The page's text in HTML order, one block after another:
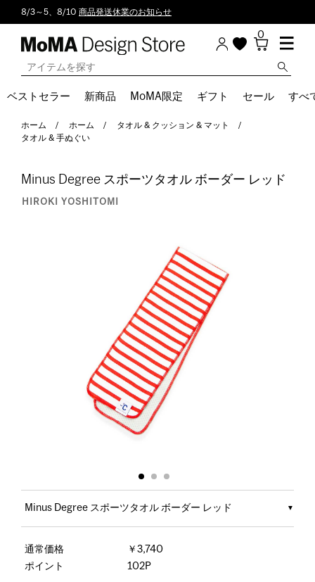
8/3～5、8/10 商品発送休業のお知らせ
0
ベストセラー 新商品 MoMA限定 ギフト セール すべ
ホーム ホーム
タオル & クッション & マット
タオル & 手ぬぐい
Minus Degree スポーツタオル ボーダー レッド
HIROKI YOSHITOMI
Minus Degree スポーツタオル ボーダー レッド
通常価格
￥3,740
ポイント
102P